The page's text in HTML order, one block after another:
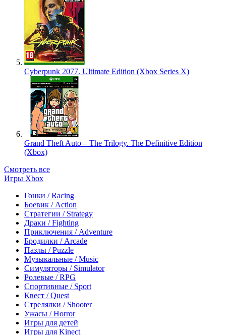
Cyberpunk 2077. Ultimate Edition (Xbox Series X)
Grand Theft Auto – The Trilogy. The Definitive Edition
(Xbox)
Смотреть все
Игры Xbox
Гонки / Racing
Боевик / Action
Стратегии / Strategy
Драки / Fighting
Приключения / Adventure
Бродилки / Arcade
Пазлы / Puzzle
Музыкальные / Music
Симуляторы / Simulator
Ролевые / RPG
Спортивные / Sport
Квест / Quest
Стрелялки / Shooter
Ужасы / Horror
Игры для детей
Игры для Kinect